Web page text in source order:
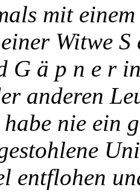
mit
Witwe
G ä p n e r
anderen
nie ein
entflohen